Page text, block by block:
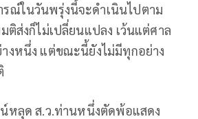
ณ์ในวันพรุ่งนี้จะดำเนินไปตาม
ติส่งก็ไม่เปลี่ยนแปลง เว้นแต่ศาล
งหนึ่ง แต่ขณะนี้ยังไม่มีทุกอย่าง
น์หลุด ส.ว.ท่านหนึ่งตัดพ้อแสดง